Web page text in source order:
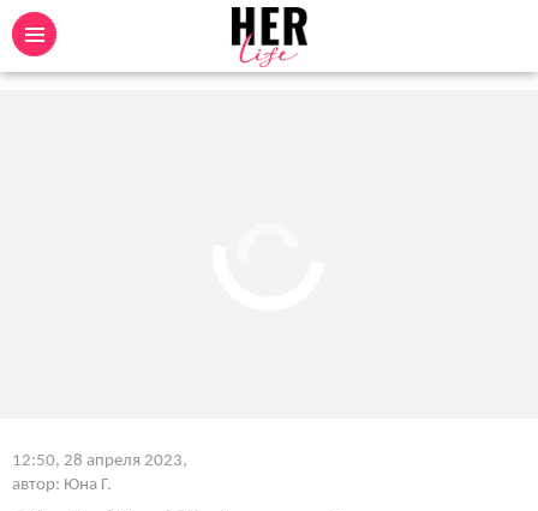
12:50, 28 апреля 2023,
автор: Юна Г.